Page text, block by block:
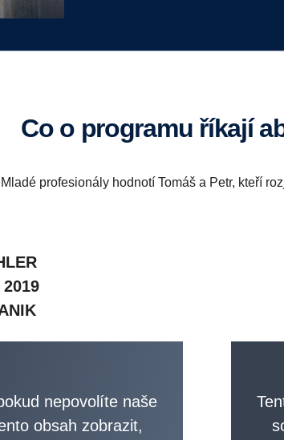
Co o programu říkají
profesionály hodnotí Tomáš a Petr, kteří
2019
nepovolíte naše
obsah zobrazit,